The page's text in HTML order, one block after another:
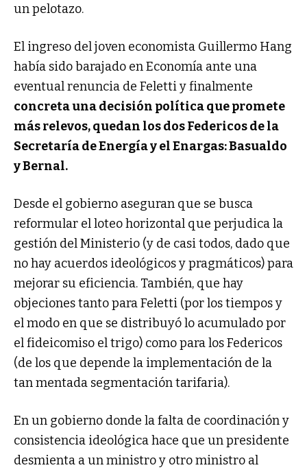
un pelotazo.
El ingreso del joven economista Guillermo Hang
había sido barajado en Economía ante una
eventual renuncia de Feletti y finalmente
concreta una decisión política que promete
más relevos, quedan los dos Federicos de la
Secretaría de Energía y el Enargas: Basualdo
y Bernal.
Desde el gobierno aseguran que se busca
reformular el loteo horizontal que perjudica la
gestión del Ministerio (y de casi todos, dado que
no hay acuerdos ideológicos y pragmáticos) para
mejorar su eficiencia. También, que hay
objeciones tanto para Feletti (por los tiempos y
el modo en que se distribuyó lo acumulado por
el fideicomiso el trigo) como para los Federicos
(de los que depende la implementación de la
tan mentada segmentación tarifaria).
En un gobierno donde la falta de coordinación y
consistencia ideológica hace que un presidente
desmienta a un ministro y otro ministro al